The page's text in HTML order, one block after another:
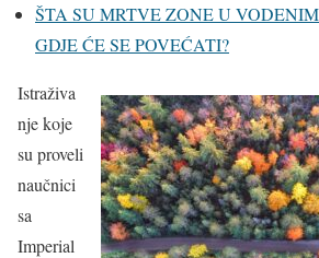
ŠTA SU MRTVE ZONE U
GDJE ĆE SE POVEĆATI?
Istraživa
nje koje
su proveli
naučnici
sa
Imperial